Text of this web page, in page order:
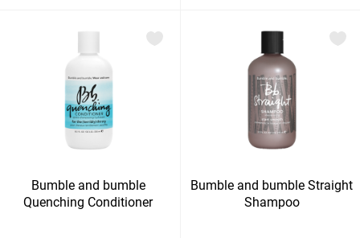
Bumble and bumble
Quenching Conditioner
Bumble and bumble Straight
Shampoo